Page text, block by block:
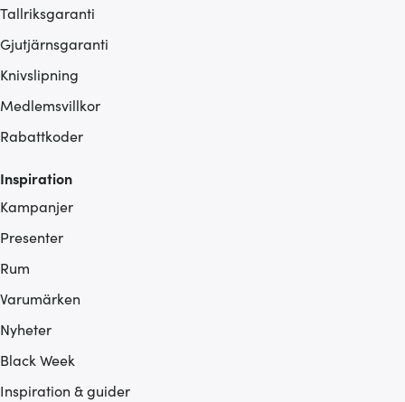
Tallriksgaranti
Gjutjärnsgaranti
Knivslipning
Medlemsvillkor
Rabattkoder
Inspiration
Kampanjer
Presenter
Rum
Varumärken
Nyheter
Black Week
Inspiration & guider